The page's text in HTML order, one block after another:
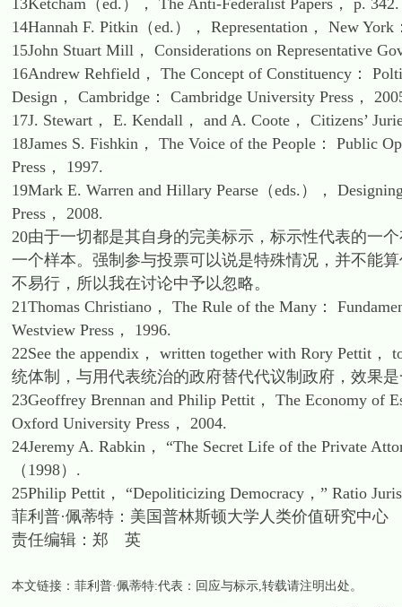
13Ketcham（ed.）， The Anti-Federalist Papers， p. 342.
14Hannah F. Pitkin（ed.）， Representation， New
15John Stuart Mill， Considerations on Representative
16Andrew Rehfield， The Concept of Constituency：
Design， Cambridge： Cambridge University Press，
17J. Stewart， E. Kendall， and A. Coote， Citizens’
18James S. Fishkin， The Voice of the People： Public
Press， 1997.
19Mark E. Warren and Hillary Pearse（eds.），
Press， 2008.
20由于一切都是其自身的完美标示，标示性代表的一
一个样本。强制参与投票可以说是特殊情况，并不能
不易行，所以我在讨论中予以忽略。
21Thomas Christiano， The Rule of the Many：
Westview Press， 1996.
22See the appendix， written together with Rory Pettit，
统体制，与用代表统治的政府替代代议制政府，效果
23Geoffrey Brennan and Philip Pettit， The Economy of
Oxford University Press， 2004.
24Jeremy A. Rabkin， “The Secret Life of the Private
（1998）.
25Philip Pettit， “Depoliticizing Democracy，” Ratio
菲利普·佩蒂特：美国普林斯顿大学人类价值研究中心
责任编辑：郑 英
本文链接： 菲利普·佩蒂特:代表：回应与标示,转载请注明出处。